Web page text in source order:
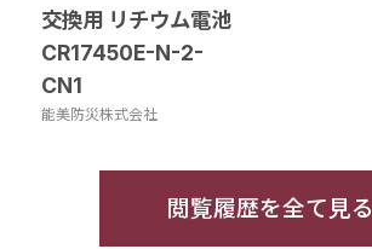
交換用 リチウム電池
CR17450E-N-2-
CN1
能美防災株式会社
閲覧履歴を全て見る